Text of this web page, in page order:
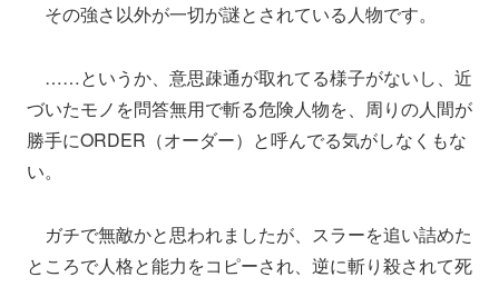
その強さ以外が一切が謎とされている人物です。
……というか、意思疎通が取れてる様子がないし、近
づいたモノを問答無用で斬る危険人物を、周りの人間が
勝手にORDER（オーダー）と呼んでる気がしなくもな
い。
ガチで無敵かと思われましたが、スラーを追い詰めた
ところで人格と能力をコピーされ、逆に斬り殺されて死